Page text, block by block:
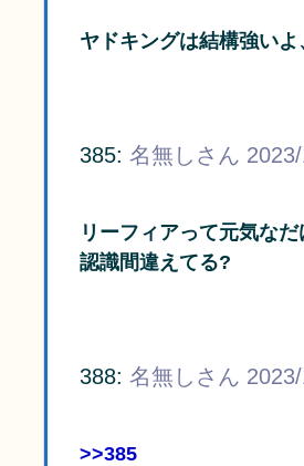
ヤドキングは結構強い
385: 名無しさん
リーフィアって元気な
認識間違えてる?
388: 名無しさん
>>385